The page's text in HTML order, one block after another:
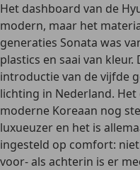
Het dashboard van de
modern, maar het
generaties Sonata was
plastics en saai van
introductie van de vijfde
lichting in Nederland.
moderne Koreaan nog
luxueuzer en het is
ingesteld op comfort:
voor- als achterin is er